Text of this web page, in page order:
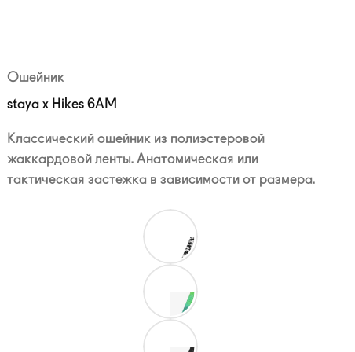
Ошейник
staya x Hikes 6AM
Классический ошейник из полиэстеровой
жаккардовой ленты. Анатомическая или
тактическая застежка в зависимости от размера.